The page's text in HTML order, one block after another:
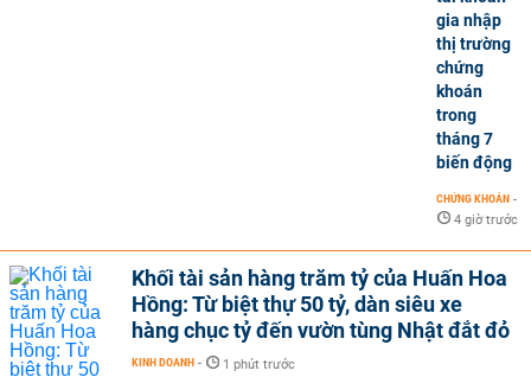
gia nhập
thị trường
chứng
khoán
trong
tháng 7
biến động
CHỨNG KHOÁN -
4 giờ trước
Khối tài sản hàng trăm tỷ của Huấn Hoa
Hồng: Từ biệt thự 50 tỷ, dàn siêu xe
hàng chục tỷ đến vườn tùng Nhật đắt đỏ
KINH DOANH - 1 phút trước